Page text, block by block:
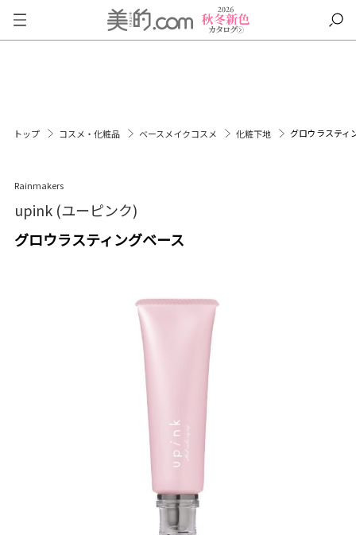
トップ コスメ・化粧品 ベースメイクコスメ 化粧下地 グロウラスティ
Rainmakers
upink (ユーピンク)
グロウラスティングベース